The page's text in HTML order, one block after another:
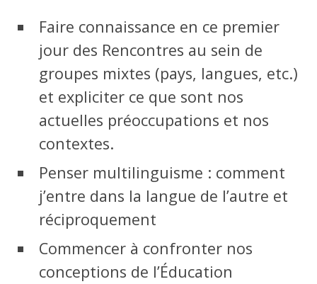
Faire connaissance en ce premier
jour des Rencontres au sein de
groupes mixtes (pays, langues, etc.)
et expliciter ce que sont nos
actuelles préoccupations et nos
contextes.
Penser multilinguisme : comment
j’entre dans la langue de l’autre et
réciproquement
Commencer à confronter nos
conceptions de l’Éducation